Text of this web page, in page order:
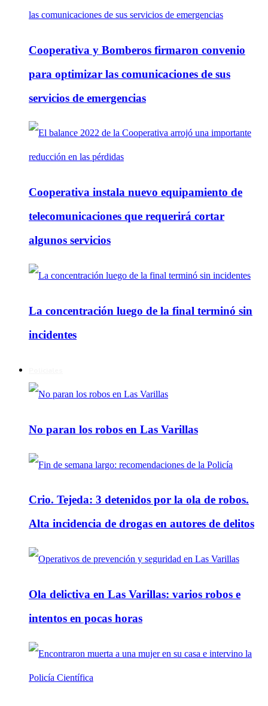
Cooperativa y Bomberos firmaron convenio
para optimizar las comunicaciones de sus
servicios de emergencias
Cooperativa instala nuevo equipamiento de
telecomunicaciones que requerirá cortar
algunos servicios
La concentración luego de la final terminó sin
incidentes
No paran los robos en Las Varillas
Crio. Tejeda: 3 detenidos por la ola de robos.
Alta incidencia de drogas en autores de delitos
Ola delictiva en Las Varillas: varios robos e
intentos en pocas horas